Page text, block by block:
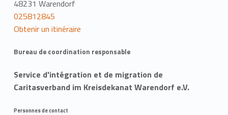
48231 Warendorf
025812845
Obtenir un itinéraire
Bureau de coordination responsable
Service d'intégration et de migration de
Caritasverband im Kreisdekanat Warendorf e.V.
Personnes de contact